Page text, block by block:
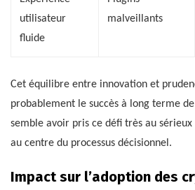
utilisateur
fluide
malveillants
Cet équilibre entre innovation et
probablement le succès à long terme
semble avoir pris ce défi très au
au centre du processus décisionnel.
Impact sur l’adoption des